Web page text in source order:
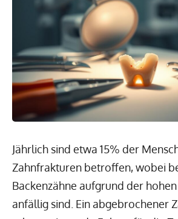
Jährlich sind etwa 15% der
Zahnfrakturen betroffen, wobei
Backenzähne aufgrund der
anfällig sind. Ein abgebrochener